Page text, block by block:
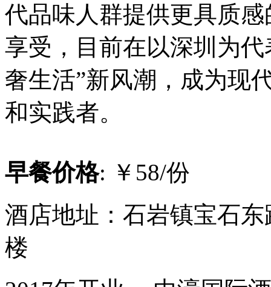
代品味人群提供更具质
享受，目前在以深圳为
奢生活”新风潮，成为现
和实践者。
早餐价格: ￥58/份
酒店地址：石岩镇宝石
楼